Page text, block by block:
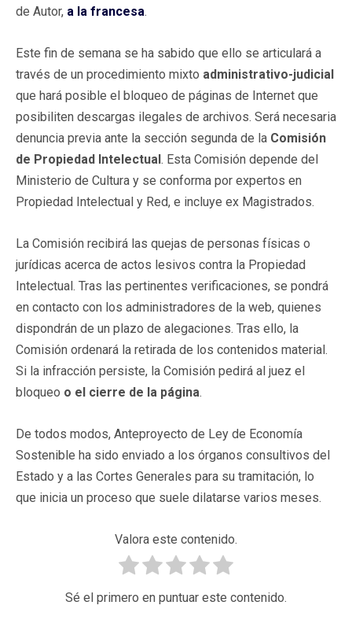
de Autor, a la francesa.
Este fin de semana se ha sabido que ello se articulará a
través de un procedimiento mixto administrativo-judicial
que hará posible el bloqueo de páginas de Internet que
posibiliten descargas ilegales de archivos. Será necesaria
denuncia previa ante la sección segunda de la Comisión
de Propiedad Intelectual. Esta Comisión depende del
Ministerio de Cultura y se conforma por expertos en
Propiedad Intelectual y Red, e incluye ex Magistrados.
La Comisión recibirá las quejas de personas físicas o
jurídicas acerca de actos lesivos contra la Propiedad
Intelectual. Tras las pertinentes verificaciones, se pondrá
en contacto con los administradores de la web, quienes
dispondrán de un plazo de alegaciones. Tras ello, la
Comisión ordenará la retirada de los contenidos material.
Si la infracción persiste, la Comisión pedirá al juez el
bloqueo o el cierre de la página.
De todos modos, Anteproyecto de Ley de Economía
Sostenible ha sido enviado a los órganos consultivos del
Estado y a las Cortes Generales para su tramitación, lo
que inicia un proceso que suele dilatarse varios meses.
Valora este contenido.
Sé el primero en puntuar este contenido.